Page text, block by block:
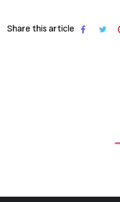
Share this article